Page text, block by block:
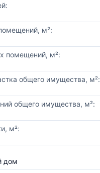
м²:
помещений, м²:
общего имущества, м²:
общего имущества, м²:
м²:
дом